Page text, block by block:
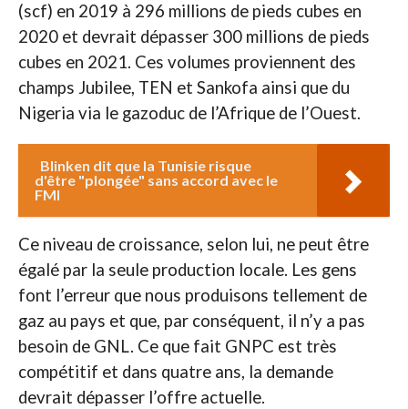
(scf) en 2019 à 296 millions de pieds cubes en
2020 et devrait dépasser 300 millions de pieds
cubes en 2021. Ces volumes proviennent des
champs Jubilee, TEN et Sankofa ainsi que du
Nigeria via le gazoduc de l’Afrique de l’Ouest.
Blinken dit que la Tunisie risque
d'être "plongée" sans accord avec le
FMI
Ce niveau de croissance, selon lui, ne peut être
égalé par la seule production locale. Les gens
font l’erreur que nous produisons tellement de
gaz au pays et que, par conséquent, il n’y a pas
besoin de GNL. Ce que fait GNPC est très
compétitif et dans quatre ans, la demande
devrait dépasser l’offre actuelle.